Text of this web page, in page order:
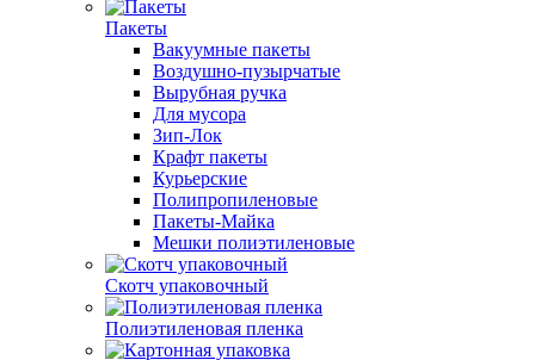
Пакеты
Вакуумные пакеты
Воздушно-пузырчатые
Вырубная ручка
Для мусора
Зип-Лок
Крафт пакеты
Курьерские
Полипропиленовые
Пакеты-Майка
Мешки полиэтиленовые
Скотч упаковочный
Полиэтиленовая пленка